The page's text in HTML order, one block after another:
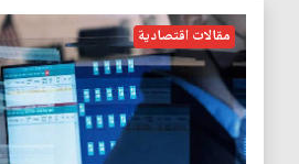
مقالات اقتصادية